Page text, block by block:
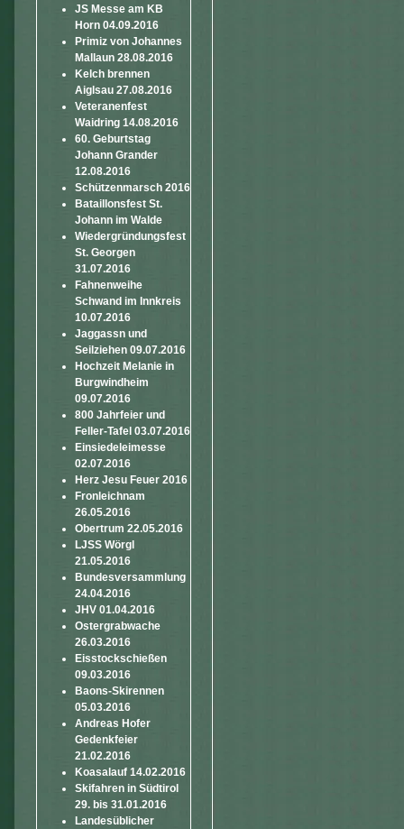
JS Messe am KB
Horn 04.09.2016
Primiz von Johannes
Mallaun 28.08.2016
Kelch brennen
Aiglsau 27.08.2016
Veteranenfest
Waidring 14.08.2016
60. Geburtstag
Johann Grander
12.08.2016
Schützenmarsch 2016
Bataillonsfest St.
Johann im Walde
Wiedergründungsfest
St. Georgen
31.07.2016
Fahnenweihe
Schwand im Innkreis
10.07.2016
Jaggassn und
Seilziehen 09.07.2016
Hochzeit Melanie in
Burgwindheim
09.07.2016
800 Jahrfeier und
Feller-Tafel 03.07.2016
Einsiedeleimesse
02.07.2016
Herz Jesu Feuer 2016
Fronleichnam
26.05.2016
Obertrum 22.05.2016
LJSS Wörgl
21.05.2016
Bundesversammlung
24.04.2016
JHV 01.04.2016
Ostergrabwache
26.03.2016
Eisstockschießen
09.03.2016
Baons-Skirennen
05.03.2016
Andreas Hofer
Gedenkfeier
21.02.2016
Koasalauf 14.02.2016
Skifahren in Südtirol
29. bis 31.01.2016
Landesüblicher